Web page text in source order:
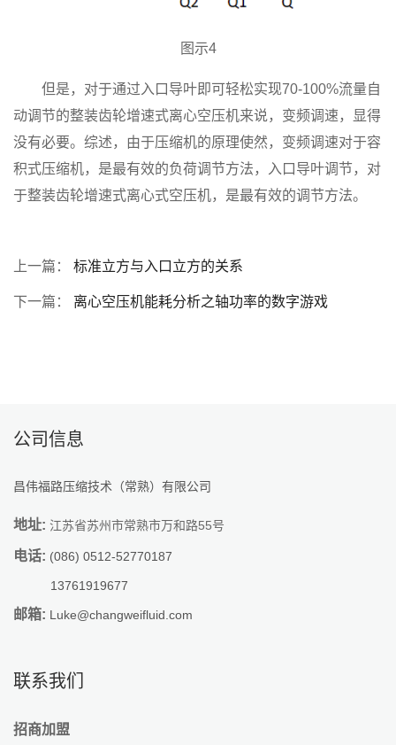
图示4
但是，对于通过入口导叶即可轻松实现70-100%流量自
动调节的整装齿轮增速式离心空压机来说，变频调速，显得
没有必要。综述，由于压缩机的原理使然，变频调速对于容
积式压缩机，是最有效的负荷调节方法，入口导叶调节，对
于整装齿轮增速式离心式空压机，是最有效的调节方法。
上一篇： 标准立方与入口立方的关系
下一篇： 离心空压机能耗分析之轴功率的数字游戏
公司信息
昌伟福路压缩技术（常熟）有限公司
地址: 江苏省苏州市常熟市万和路55号
电话: (086) 0512-52770187
13761919677
邮箱: Luke@changweifluid.com
联系我们
招商加盟